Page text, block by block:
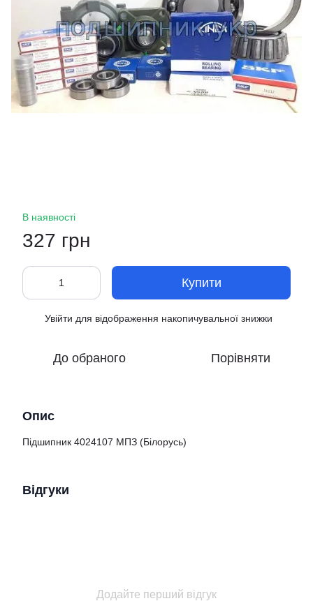
В наявності
327 грн
Купити
Увійти для відображення накопичувальної знижки
До обраного Порівняти
Опис
Підшипник 4024107 МПЗ (Білорусь)
Відгуки
Додайте перший відгук